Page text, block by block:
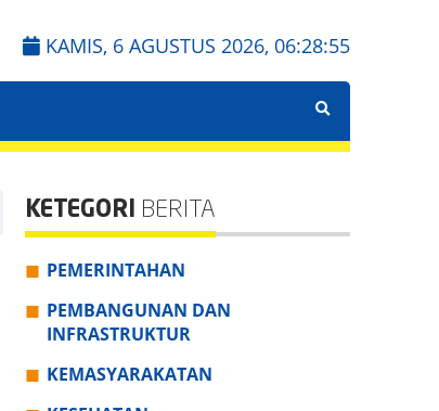
KAMIS, 6 AGUSTUS 2026, 06:28:56
KETEGORI BERITA
PEMERINTAHAN
PEMBANGUNAN DAN
INFRASTRUKTUR
KEMASYARAKATAN